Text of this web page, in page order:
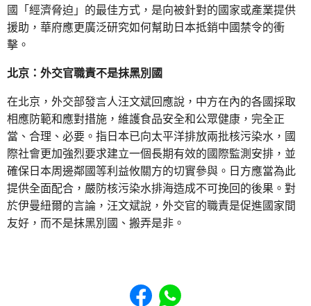
國「經濟脅迫」的最佳方式，是向被針對的國家或產業提供
援助，華府應更廣泛研究如何幫助日本抵銷中國禁令的衝
擊。
北京：外交官職責不是抹黑別國
在北京，外交部發言人汪文斌回應說，中方在內的各國採取
相應防範和應對措施，維護食品安全和公眾健康，完全正
當、合理、必要。指日本已向太平洋排放兩批核污染水，國
際社會更加強烈要求建立一個長期有效的國際監測安排，並
確保日本周邊鄰國等利益攸關方的切實參與。日方應當為此
提供全面配合，嚴防核污染水排海造成不可挽回的後果。對
於伊曼紐爾的言論，汪文斌說，外交官的職責是促進國家間
友好，而不是抹黑別國、搬弄是非。
Share to Facebook
Share to WhatsApp